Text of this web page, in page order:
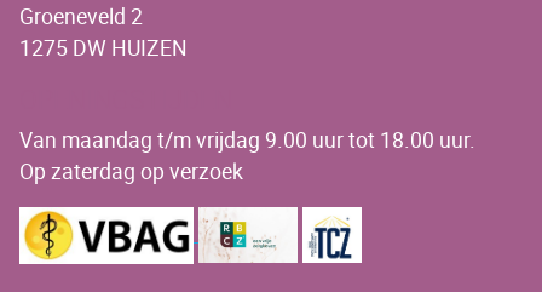
Groeneveld 2
1275 DW HUIZEN
Van maandag t/m vrijdag 9.00 uur tot 18.00 uur.
Op zaterdag op verzoek